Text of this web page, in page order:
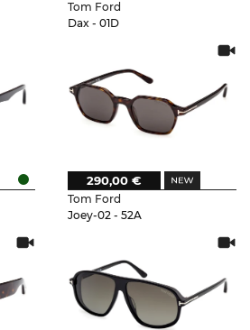
Tom Ford
Dax - 01D
Tom Ford
Joey-02 - 52A
290,00 €